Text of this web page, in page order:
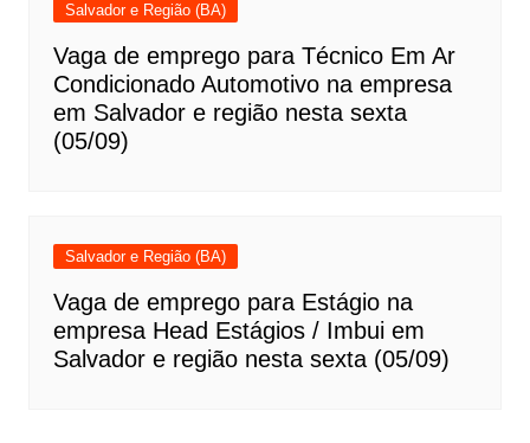
Salvador e Região (BA)
Vaga de emprego para Técnico Em Ar
Condicionado Automotivo na empresa
em Salvador e região nesta sexta
(05/09)
Salvador e Região (BA)
Vaga de emprego para Estágio na
empresa Head Estágios / Imbui em
Salvador e região nesta sexta (05/09)